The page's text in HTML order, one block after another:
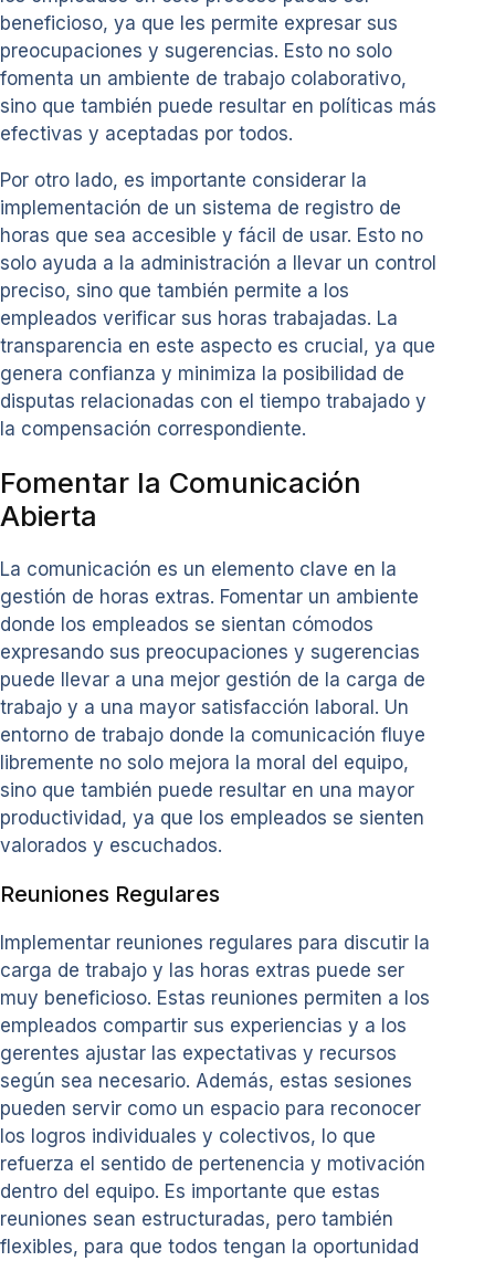
beneficioso, ya que les permite expresar sus
preocupaciones y sugerencias. Esto no solo
fomenta un ambiente de trabajo colaborativo,
sino que también puede resultar en políticas más
efectivas y aceptadas por todos.
Por otro lado, es importante considerar la
implementación de un sistema de registro de
horas que sea accesible y fácil de usar. Esto no
solo ayuda a la administración a llevar un control
preciso, sino que también permite a los
empleados verificar sus horas trabajadas. La
transparencia en este aspecto es crucial, ya que
genera confianza y minimiza la posibilidad de
disputas relacionadas con el tiempo trabajado y
la compensación correspondiente.
Fomentar la Comunicación
Abierta
La comunicación es un elemento clave en la
gestión de horas extras. Fomentar un ambiente
donde los empleados se sientan cómodos
expresando sus preocupaciones y sugerencias
puede llevar a una mejor gestión de la carga de
trabajo y a una mayor satisfacción laboral. Un
entorno de trabajo donde la comunicación fluye
libremente no solo mejora la moral del equipo,
sino que también puede resultar en una mayor
productividad, ya que los empleados se sienten
valorados y escuchados.
Reuniones Regulares
Implementar reuniones regulares para discutir la
carga de trabajo y las horas extras puede ser
muy beneficioso. Estas reuniones permiten a los
empleados compartir sus experiencias y a los
gerentes ajustar las expectativas y recursos
según sea necesario. Además, estas sesiones
pueden servir como un espacio para reconocer
los logros individuales y colectivos, lo que
refuerza el sentido de pertenencia y motivación
dentro del equipo. Es importante que estas
reuniones sean estructuradas, pero también
flexibles, para que todos tengan la oportunidad